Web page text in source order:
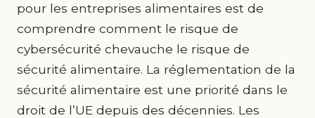
pour les entreprises alimentaires est de
comprendre comment le risque de
cybersécurité chevauche le risque de
sécurité alimentaire. La réglementation de la
sécurité alimentaire est une priorité dans le
droit de l’UE depuis des décennies. Les